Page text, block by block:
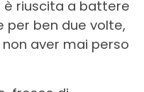
è riuscita a battere
per ben due volte,
aver mai perso